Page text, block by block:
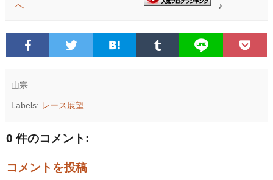
♪
山宗
Labels: レース展望
0 件のコメント:
コメントを投稿